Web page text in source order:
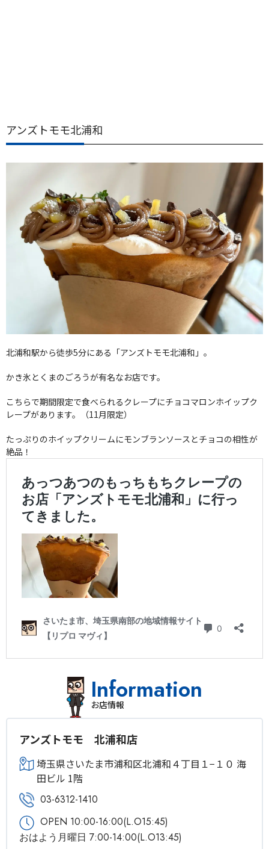
アンズトモモ北浦和
北浦和駅から徒歩5分にある「アンズトモモ北浦和」。
かき氷とくまのごろうが有名なお店です。
こちらで期間限定で食べられるクレープにチョコマロンホイップク
レープがあります。（11月限定）
たっぷりのホイップクリームにモンブランソースとチョコの相性が
絶品！
Information
お店情報
アンズトモモ 北浦和店
埼玉県さいたま市浦和区北浦和４丁目１−１０ 海
田ビル 1階
03-6312-1410
OPEN 10:00-16:00(L.O15:45)
おはよう月曜日 7:00-14:00(L.O13:45)